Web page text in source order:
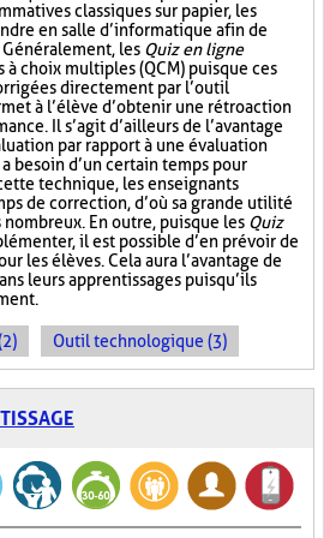
classiques sur papier, les
en salle d’informatique afin de
Généralement, les Quiz en ligne
choix multiples (QCM) puisque ces
directement par l’outil
à l’élève d’obtenir une rétroaction
Il s’agit d’ailleurs de l’avantage
par rapport à une évaluation
besoin d’un certain temps pour
technique, les enseignants
de correction, d’où sa grande utilité
nombreux. En outre, puisque les Quiz
il est possible d’en prévoir de
les élèves. Cela aura l’avantage de
leurs apprentissages puisqu’ils
Outil technologique (3)